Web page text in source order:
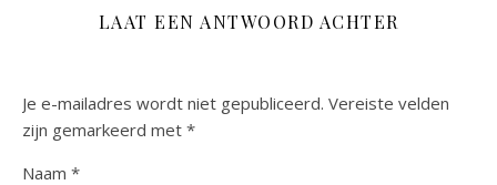
LAAT EEN ANTWOORD ACHTER
Je e-mailadres wordt niet gepubliceerd. Vereiste velden
zijn gemarkeerd met *
Naam *